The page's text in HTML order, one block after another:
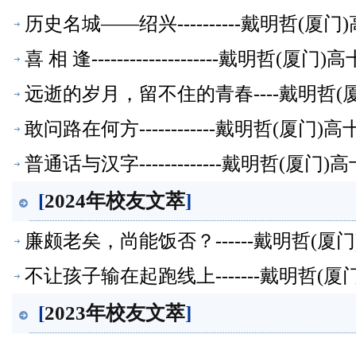
历史名城——绍兴----------戴明哲(厦门)
喜 相 逢--------------------戴明哲(厦门)高
远逝的岁月，留不住的青春----戴明哲(
敢问路在何方------------戴明哲(厦门)高
普通话与汉字-------------戴明哲(厦门)
[2024年校友文萃]
廉颇老矣，尚能饭否？------戴明哲(厦
不让孩子输在起跑线上-------戴明哲(厦
[2023年校友文萃]